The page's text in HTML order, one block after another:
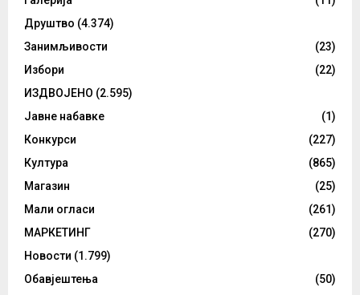
Друштво (4.374)
Занимљивости
(23)
Избори
(22)
ИЗДВОЈЕНО (2.595)
Јавне набавке
(1)
Конкурси
(227)
Култура
(865)
Магазин
(25)
Мали огласи
(261)
МАРКЕТИНГ
(270)
Новости (1.799)
Обавјештења
(50)